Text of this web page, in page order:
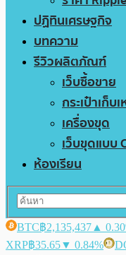
ปฏิทินเศรษฐกิจ
บทความ
รีวิวผลิตภัณฑ์
เว็บซื้อขาย
กระเป๋าเก็บ
เครื่องขุด
เว็บขุดแบบ
ห้องเรียน
BTC฿2,135,437 ▲
XRP฿35.65▼ 0.84%